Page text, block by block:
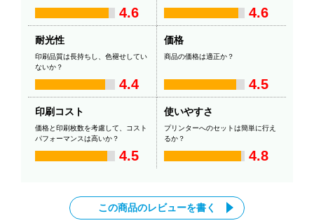
4.6 4.6
耐光性
印刷品質は長持ちし、色褪せしてい
ないか？
4.4
価格
商品の価格は適正か？
4.5
印刷コスト
価格と印刷枚数を考慮して、コスト
パフォーマンスは高いか？
4.5
使いやすさ
プリンターへのセットは簡単に行え
るか？
4.8
この商品のレビューを書く